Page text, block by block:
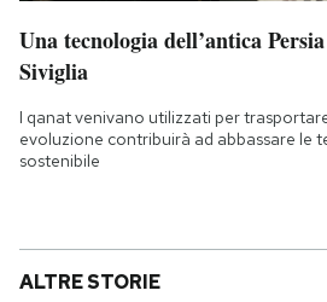
Una tecnologia dell’antica
Siviglia
I qanat venivano utilizzati per
evoluzione contribuirà ad abbassare le
sostenibile
ALTRE STORIE